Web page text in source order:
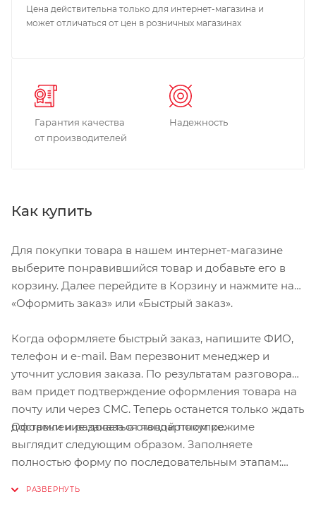
Цена действительна только для интернет-магазина и
может отличаться от цен в розничных магазинах
Гарантия качества
от производителей
Надежность
Как купить
Для покупки товара в нашем интернет-магазине
выберите понравившийся товар и добавьте его в
корзину. Далее перейдите в Корзину и нажмите на
«Оформить заказ» или «Быстрый заказ».
Когда оформляете быстрый заказ, напишите ФИО,
телефон и e-mail. Вам перезвонит менеджер и
уточнит условия заказа. По результатам разговора
вам придет подтверждение оформления товара на
почту или через СМС. Теперь останется только ждать
доставки и радоваться новой покупке.
Оформление заказа в стандартном режиме
выглядит следующим образом. Заполняете
полностью форму по последовательным этапам: